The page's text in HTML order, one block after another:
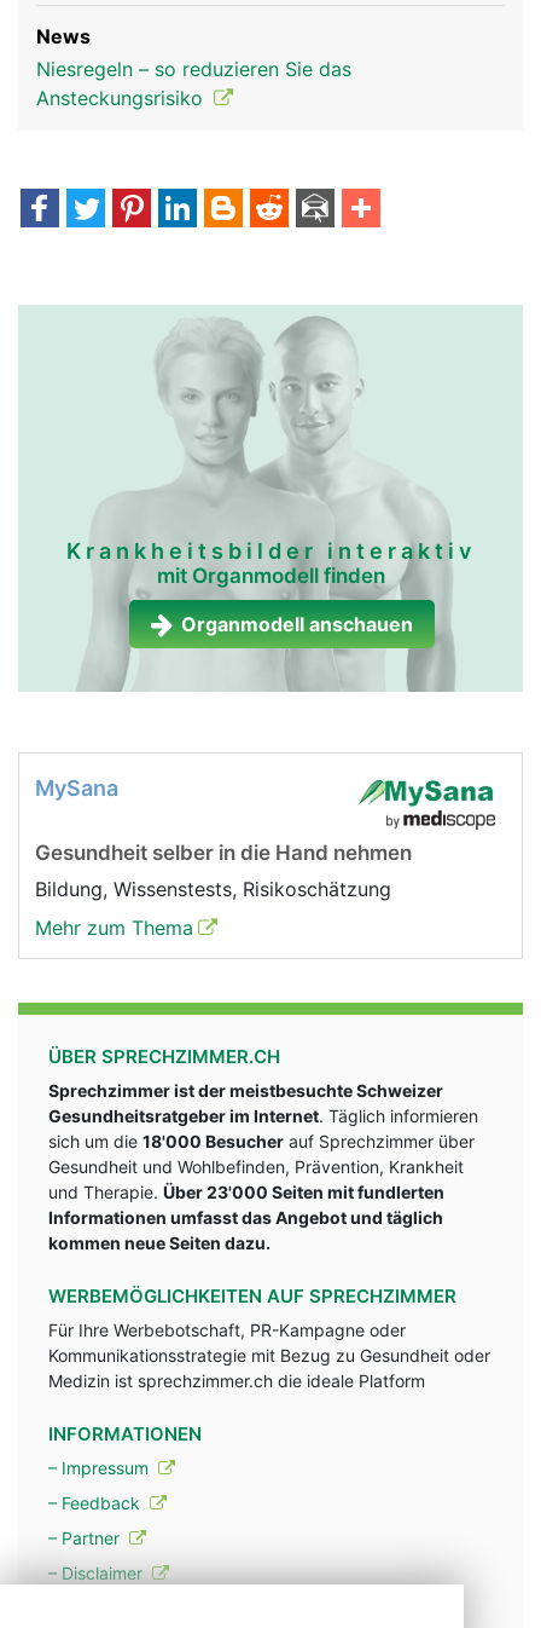
News
Niesregeln – so reduzieren Sie das
Ansteckungsrisiko
Krankheitsbilder interaktiv
mit Organmodell finden
Organmodell anschauen
MySana
Gesundheit selber in die Hand nehmen
Bildung, Wissenstests, Risikoschätzung
Mehr zum Thema
ÜBER SPRECHZIMMER.CH
Sprechzimmer ist der meistbesuchte Schweizer
Gesundheitsratgeber im Internet. Täglich informieren
sich um die 18'000 Besucher auf Sprechzimmer über
Gesundheit und Wohlbefinden, Prävention, Krankheit
und Therapie. Über 23'000 Seiten mit fundlerten
Informationen umfasst das Angebot und täglich
kommen neue Seiten dazu.
WERBEMÖGLICHKEITEN AUF SPRECHZIMMER
Für Ihre Werbebotschaft, PR-Kampagne oder
Kommunikationsstrategie mit Bezug zu Gesundheit oder
Medizin ist sprechzimmer.ch die ideale Platform
INFORMATIONEN
– Impressum
– Feedback
– Partner
– Disclaimer